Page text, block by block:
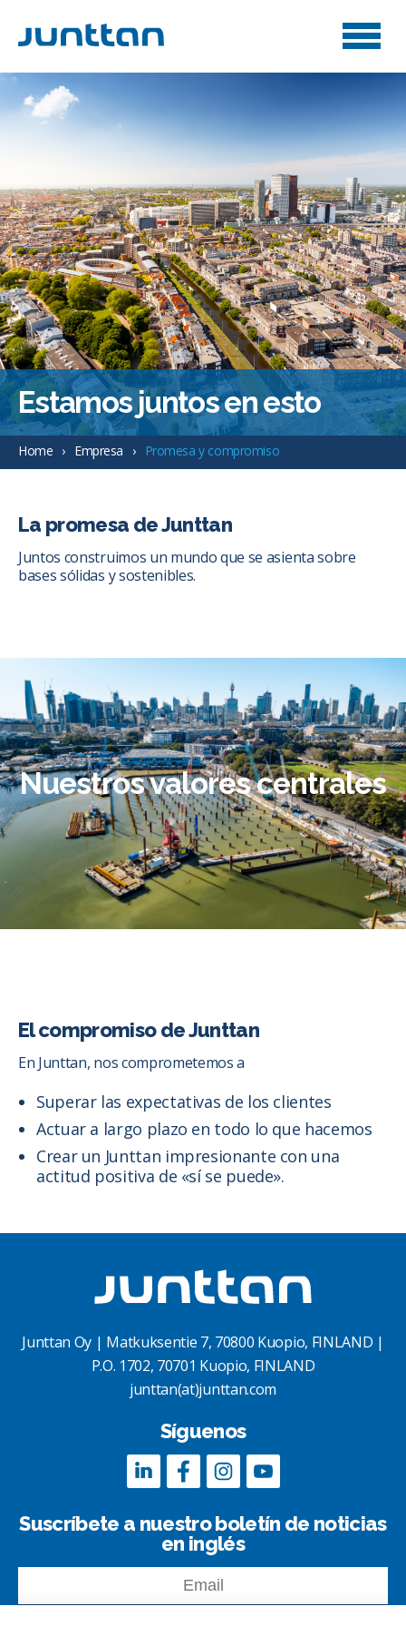
Estamos juntos en esto
Home Empresa Promesa y compromiso
La promesa de Junttan
Juntos construimos un mundo que se asienta sobre
bases sólidas y sostenibles.
Nuestros valores centrales
El compromiso de Junttan
En Junttan, nos comprometemos a
Superar las expectativas de los clientes
Actuar a largo plazo en todo lo que hacemos
Crear un Junttan impresionante con una
actitud positiva de «sí se puede».
Junttan Oy | Matkuksentie 7, 70800 Kuopio, FINLAND |
P.O. 1702, 70701 Kuopio, FINLAND
junttan(at)junttan.com
Síguenos
Suscríbete a nuestro boletín de noticias
en inglés